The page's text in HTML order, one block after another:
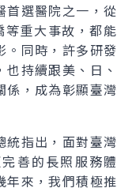
首選醫院之一，從
重大事故，都能
。同時，許多研發
持續跟美、日、
係，成為彰顯臺灣
統指出，面對臺灣
善的長照服務體
年來，我們積極推